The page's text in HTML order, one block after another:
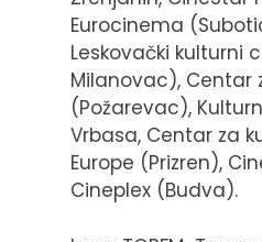
Eurocinema
Leskovački kulturni
Milanovac), Centar
(Požarevac),
Vrbasa, Centar za
Europe (Prizren),
Cineplex (Budva).